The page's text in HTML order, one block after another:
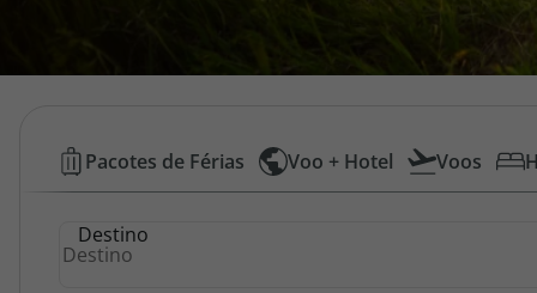
Área de Cliente
Hotéis
Baratos
Pacotes de Férias Voo + Hotel Voos
Destino